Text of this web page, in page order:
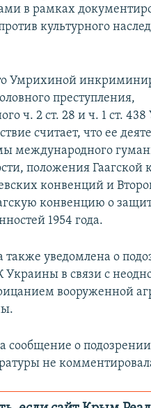
в рамках
культурного
Умрихиной
преступления,
ч. 2 ст. 28 и ч. 1 ст.
считает, что ее
международного
положения Гаагской
конвенций и
конвенцию о
1954 года.
также уведомлена о
Украины в связи с
вооруженной
сообщение о подозрении
не